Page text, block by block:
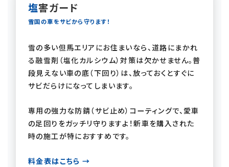
塩害ガード
雪国の車をサビから守ります！
雪の多い但馬エリアにお住まいなら、道路にまかれ
る融雪剤（塩化カルシウム）対策は欠かせません。普
段見えない車の底（下回り）は、放っておくとすぐに
サビだらけになってしまいます。
専用の強力な防錆（サビ止め）コーティングで、愛車
の足回りをガッチリ守りますよ！新車を購入された
時の施工が特におすすめです。
料金表はこちら →